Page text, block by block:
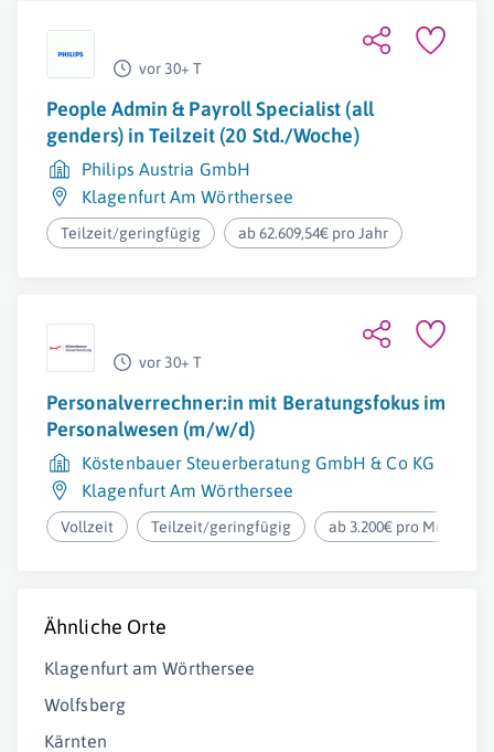
vor 30+ T
People Admin & Payroll Specialist (all
genders) in Teilzeit (20 Std./Woche)
Philips Austria GmbH
Klagenfurt Am Wörthersee
Teilzeit/geringfügig ab 62.609,54€ pro Jahr
vor 30+ T
Personalverrechner:in mit Beratungsfokus im
Personalwesen (m/w/d)
Köstenbauer Steuerberatung GmbH & Co KG
Klagenfurt Am Wörthersee
Vollzeit Teilzeit/geringfügig ab 3.200€ pro Monat
Ähnliche Orte
Klagenfurt am Wörthersee
Wolfsberg
Kärnten